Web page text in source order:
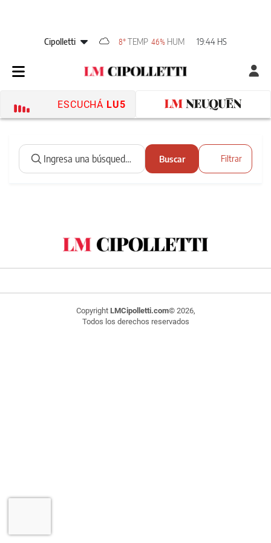
Cipolletti 8° TEMP 46% HUM 19:44 HS
ESCUCHÁ LU5
Buscar Filtrar
Copyright LMCipolletti.com© 2026,
Todos los derechos reservados